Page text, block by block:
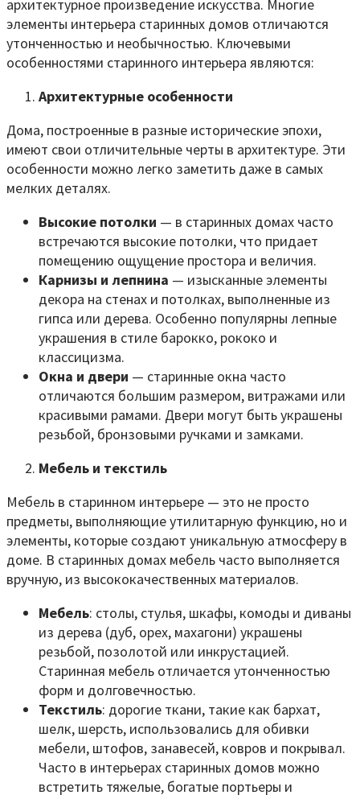
архитектурное произведение искусства. Многие
элементы интерьера старинных домов отличаются
утонченностью и необычностью. Ключевыми
особенностями старинного интерьера являются:
Архитектурные особенности
Дома, построенные в разные исторические эпохи,
имеют свои отличительные черты в архитектуре. Эти
особенности можно легко заметить даже в самых
мелких деталях.
Высокие потолки — в старинных домах часто
встречаются высокие потолки, что придает
помещению ощущение простора и величия.
Карнизы и лепнина — изысканные элементы
декора на стенах и потолках, выполненные из
гипса или дерева. Особенно популярны лепные
украшения в стиле барокко, рококо и
классицизма.
Окна и двери — старинные окна часто
отличаются большим размером, витражами или
красивыми рамами. Двери могут быть украшены
резьбой, бронзовыми ручками и замками.
Мебель и текстиль
Мебель в старинном интерьере — это не просто
предметы, выполняющие утилитарную функцию, но и
элементы, которые создают уникальную атмосферу в
доме. В старинных домах мебель часто выполняется
вручную, из высококачественных материалов.
Мебель: столы, стулья, шкафы, комоды и диваны
из дерева (дуб, орех, махагони) украшены
резьбой, позолотой или инкрустацией.
Старинная мебель отличается утонченностью
форм и долговечностью.
Текстиль: дорогие ткани, такие как бархат,
шелк, шерсть, использовались для обивки
мебели, штофов, занавесей, ковров и покрывал.
Часто в интерьерах старинных домов можно
встретить тяжелые, богатые портьеры и